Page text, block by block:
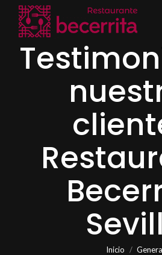
Inicio